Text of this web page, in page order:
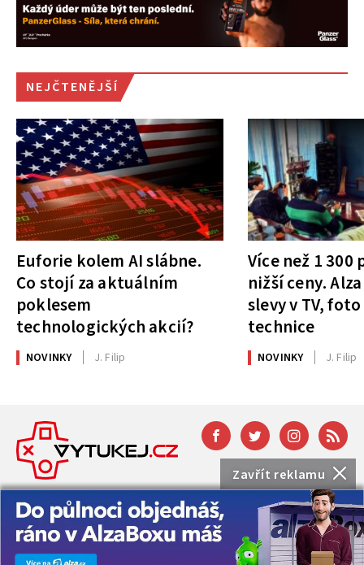
Zavřít reklamu
NEJČTENĚJŠÍ
Euforie kolem AI slábne.
Co stojí za aktuálním
poklesem
technologických akcií?
NOVINKY J. Filip
Více než 1
nižší ceny.
slevy v TV,
technice
NOVINKY J. Filip